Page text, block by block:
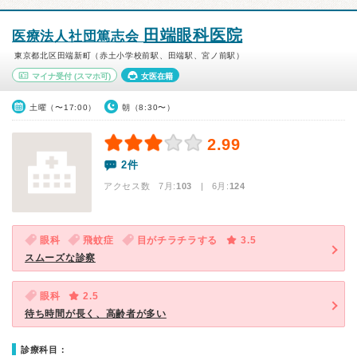
医療法人社団篤志会 田端眼科医院
東京都北区田端新町（赤土小学校前駅、田端駅、宮ノ前駅）
マイナ受付 (スマホ可) 女医在籍
土曜（〜17:00） 朝（8:30〜）
2.99
2件
アクセス数 7月:103 | 6月:124
眼科 飛蚊症 目がチラチラする
3.5
スムーズな診察
眼科
2.5
待ち時間が長く、高齢者が多い
診療科目：